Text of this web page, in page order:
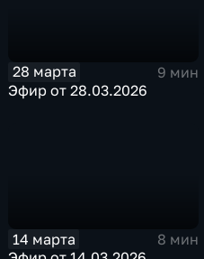
28 марта
9 мин
Эфир от 28.03.2026
14 марта
8 мин